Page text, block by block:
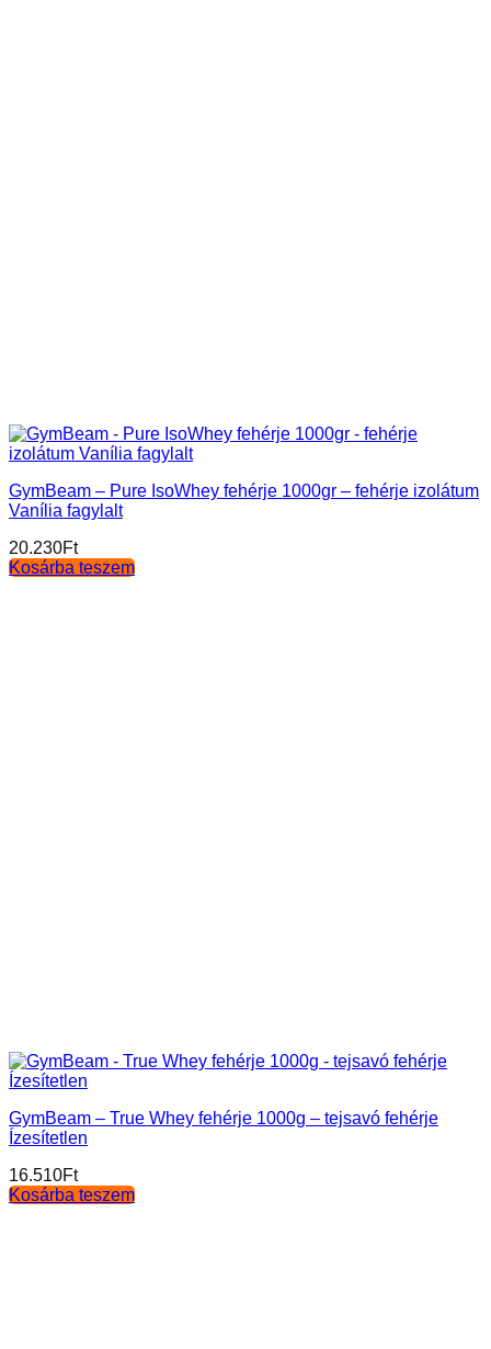
GymBeam – Pure IsoWhey fehérje 1000gr – fehérje izolátum
Vanília fagylalt
20.230Ft
Kosárba teszem
GymBeam – True Whey fehérje 1000g – tejsavó fehérje
Ízesítetlen
16.510Ft
Kosárba teszem